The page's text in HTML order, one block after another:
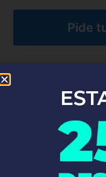
Pide